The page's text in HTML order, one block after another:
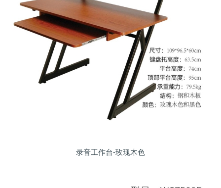
录音工作台-玫瑰木色